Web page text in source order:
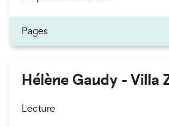
Pages
Hélène Gaudy - Villa
Lecture